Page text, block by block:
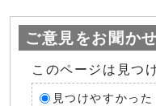
ご意見をお聞か
このページは見つ
見つけやすかった